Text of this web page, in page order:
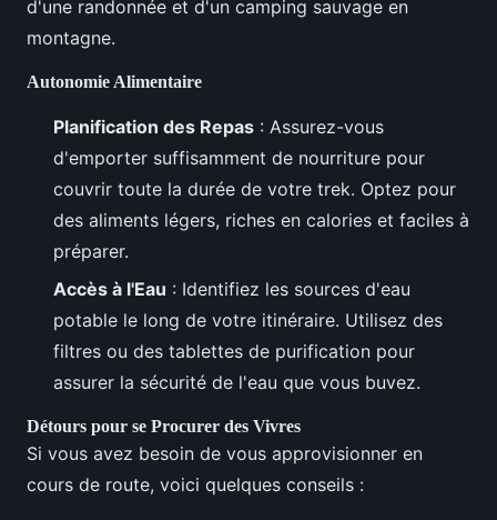
d'une randonnée et d'un camping sauvage en
montagne.
Autonomie Alimentaire
Planification des Repas : Assurez-vous
d'emporter suffisamment de nourriture pour
couvrir toute la durée de votre trek. Optez pour
des aliments légers, riches en calories et faciles à
préparer.
Accès à l'Eau : Identifiez les sources d'eau
potable le long de votre itinéraire. Utilisez des
filtres ou des tablettes de purification pour
assurer la sécurité de l'eau que vous buvez.
Détours pour se Procurer des Vivres
Si vous avez besoin de vous approvisionner en
cours de route, voici quelques conseils :